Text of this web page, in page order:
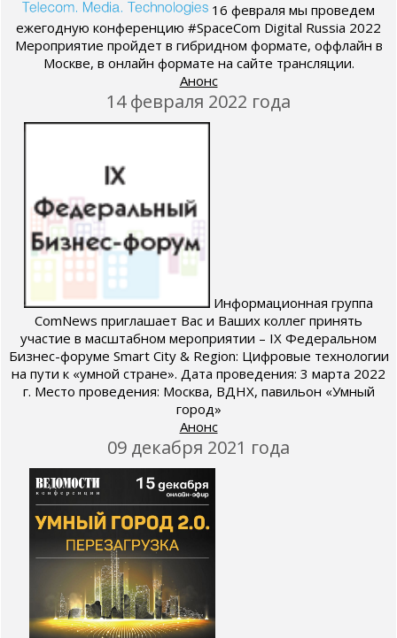
16 февраля мы проведем
ежегодную конференцию #SpaceCom Digital Russia 2022
Мероприятие пройдет в гибридном формате, оффлайн в
Москве, в онлайн формате на сайте трансляции.
Анонс
14 февраля 2022 года
Информационная группа
ComNews приглашает Вас и Ваших коллег принять
участие в масштабном мероприятии – IX Федеральном
Бизнес-форуме Smart City & Region: Цифровые технологии
на пути к «умной стране». Дата проведения: 3 марта 2022
г. Место проведения: Москва, ВДНХ, павильон «Умный
город»
Анонс
09 декабря 2021 года